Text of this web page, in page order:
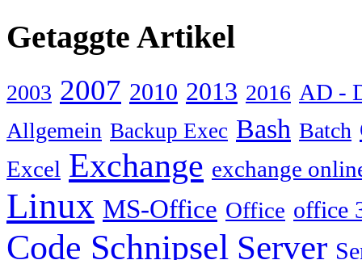
Getaggte Artikel
2003 2007 2010 2013 2016 AD -
Allgemein Backup Exec Bash Batch
Excel Exchange exchange
Linux MS-Office Office office
Code Schnipsel Server